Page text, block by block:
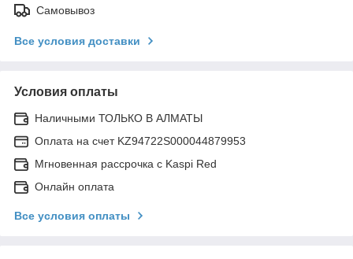
Самовывоз
Все условия доставки
Условия оплаты
Наличными ТОЛЬКО В АЛМАТЫ
Оплата на счет KZ94722S000044879953
Мгновенная рассрочка с Kaspi Red
Онлайн оплата
Все условия оплаты